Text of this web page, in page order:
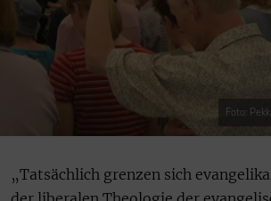
Foto:
„Tatsächlich grenzen sich